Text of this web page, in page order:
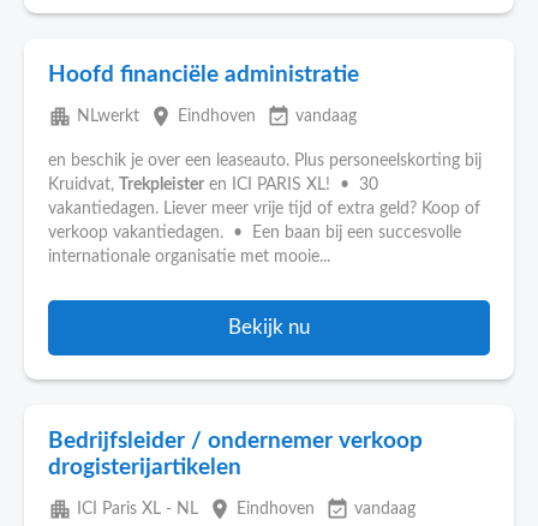
Hoofd financiële administratie
apartment NLwerkt place Eindhoven event_available vandaag
en beschik je over een leaseauto. Plus personeelskorting bij
Kruidvat,
Trekpleister en ICI PARIS XL! • 30
vakantiedagen. Liever meer vrije tijd of extra geld? Koop of
verkoop vakantiedagen. • Een baan bij een succesvolle
internationale organisatie met mooie...
Bekijk nu
Bedrijfsleider / ondernemer verkoop
drogisterijartikelen
apartment ICI Paris XL - NL place Eindhoven event_available vandaag